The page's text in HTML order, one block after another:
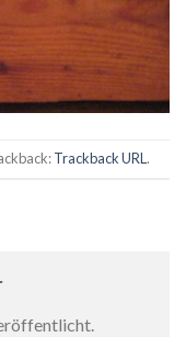
Trackback URL .